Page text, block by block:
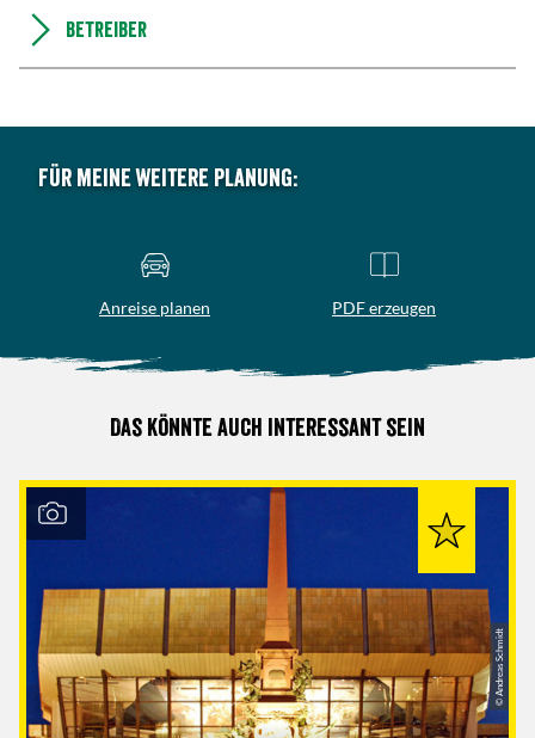
Betreiber
Für meine weitere Planung:
Anreise planen PDF erzeugen
Das könnte auch interessant sein
© Andreas Schmidt